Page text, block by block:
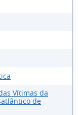
Vítimas da
de